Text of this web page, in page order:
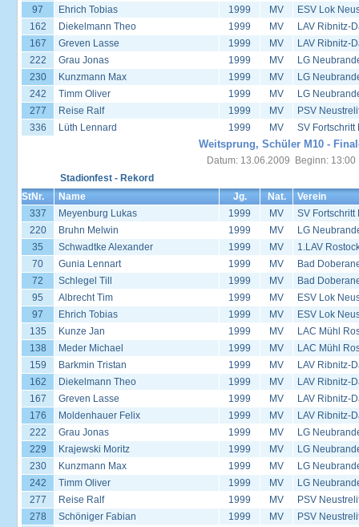
97
Ehrich Tobias 1999 MV
ESV Lok
162
Diekelmann Theo 1999 MV
LAV Ribnitz-
167
Greven Lasse 1999 MV
LAV Ribnitz-
222
Grau Jonas 1999 MV
LG
230
Kunzmann Max 1999 MV
LG
242
Timm Oliver 1999 MV
LG
277
Reise Ralf 1999 MV
PSV
336
Lüth Lennard 1999 MV SV Fortschritt
Weitsprung, Schüler M10 -
Datum: 13.06.2009 Beginn: 13:00
Stadionfest - Rekord
StNr.
Name Jg. Nat.
Verein
337
Meyenburg Lukas 1999 MV
SV Fortschritt
220
Bruhn Melwin 1999 MV
LG
35
Schwadtke Alexander 1999 MV
1.LAV
70
Gunia Lennart 1999 MV
Bad
72
Schlegel Till 1999 MV
Bad
95
Albrecht Tim 1999 MV
ESV Lok
97
Ehrich Tobias 1999 MV
ESV Lok
135
Kunze Jan 1999 MV
LAC Mühl
138
Meder Michael 1999 MV
LAC Mühl
159
Barkmin Tristan 1999 MV
LAV Ribnitz-
162
Diekelmann Theo 1999 MV
LAV Ribnitz-
167
Greven Lasse 1999 MV
LAV Ribnitz-
176
Moldenhauer Felix 1999 MV
LAV Ribnitz-
222
Grau Jonas 1999 MV
LG
229
Krajewski Moritz 1999 MV
LG
230
Kunzmann Max 1999 MV
LG
242
Timm Oliver 1999 MV
LG
277
Reise Ralf 1999 MV
PSV
278
Schöniger Fabian 1999 MV
PSV